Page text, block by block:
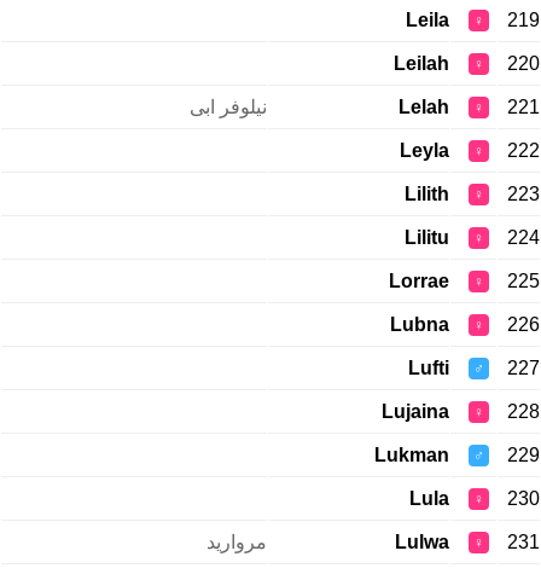
219
♀
Leila
220
♀
Leilah
221
♀
Lelah نیلوفر ابی
222
♀
Leyla
223
♀
Lilith
224
♀
Lilitu
225
♀
Lorrae
226
♀
Lubna
227
♂
Lufti
228
♀
Lujaina
229
♂
Lukman
230
♀
Lula
231
♀
Lulwa مروارید